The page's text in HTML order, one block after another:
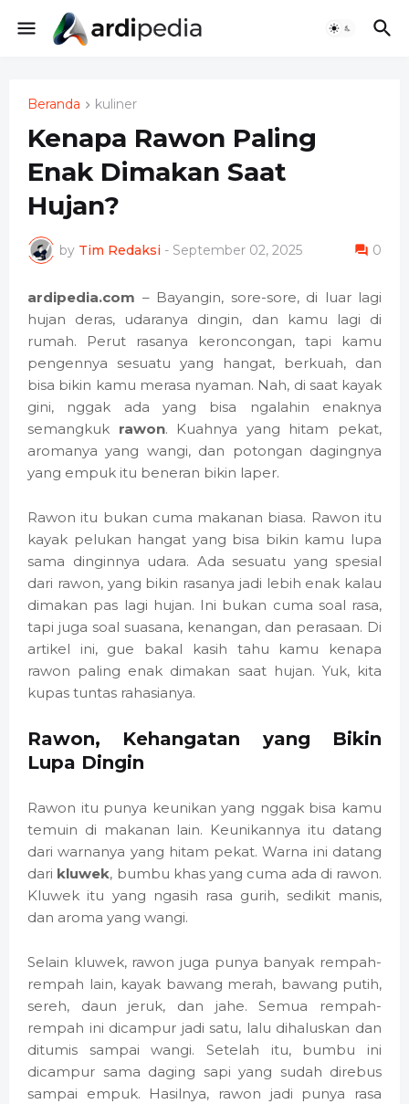
Beranda kuliner
Kenapa Rawon Paling
Enak Dimakan Saat
Hujan?
by Tim Redaksi - September 02, 2025 0
ardipedia.com – Bayangin, sore-sore, di luar lagi
hujan deras, udaranya dingin, dan kamu lagi di
rumah. Perut rasanya keroncongan, tapi kamu
pengennya sesuatu yang hangat, berkuah, dan
bisa bikin kamu merasa nyaman. Nah, di saat kayak
gini, nggak ada yang bisa ngalahin enaknya
semangkuk rawon. Kuahnya yang hitam pekat,
aromanya yang wangi, dan potongan dagingnya
yang empuk itu beneran bikin laper.
Rawon itu bukan cuma makanan biasa. Rawon itu
kayak pelukan hangat yang bisa bikin kamu lupa
sama dinginnya udara. Ada sesuatu yang spesial
dari rawon, yang bikin rasanya jadi lebih enak kalau
dimakan pas lagi hujan. Ini bukan cuma soal rasa,
tapi juga soal suasana, kenangan, dan perasaan. Di
artikel ini, gue bakal kasih tahu kamu kenapa
rawon paling enak dimakan saat hujan. Yuk, kita
kupas tuntas rahasianya.
Rawon, Kehangatan yang Bikin
Lupa Dingin
Rawon itu punya keunikan yang nggak bisa kamu
temuin di makanan lain. Keunikannya itu datang
dari warnanya yang hitam pekat. Warna ini datang
dari kluwek, bumbu khas yang cuma ada di rawon.
Kluwek itu yang ngasih rasa gurih, sedikit manis,
dan aroma yang wangi.
Selain kluwek, rawon juga punya banyak rempah-
rempah lain, kayak bawang merah, bawang putih,
sereh, daun jeruk, dan jahe. Semua rempah-
rempah ini dicampur jadi satu, lalu dihaluskan dan
ditumis sampai wangi. Setelah itu, bumbu ini
dicampur sama daging sapi yang sudah direbus
sampai empuk. Hasilnya, rawon jadi punya rasa